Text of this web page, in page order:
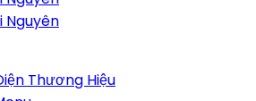
Thương Hiệu